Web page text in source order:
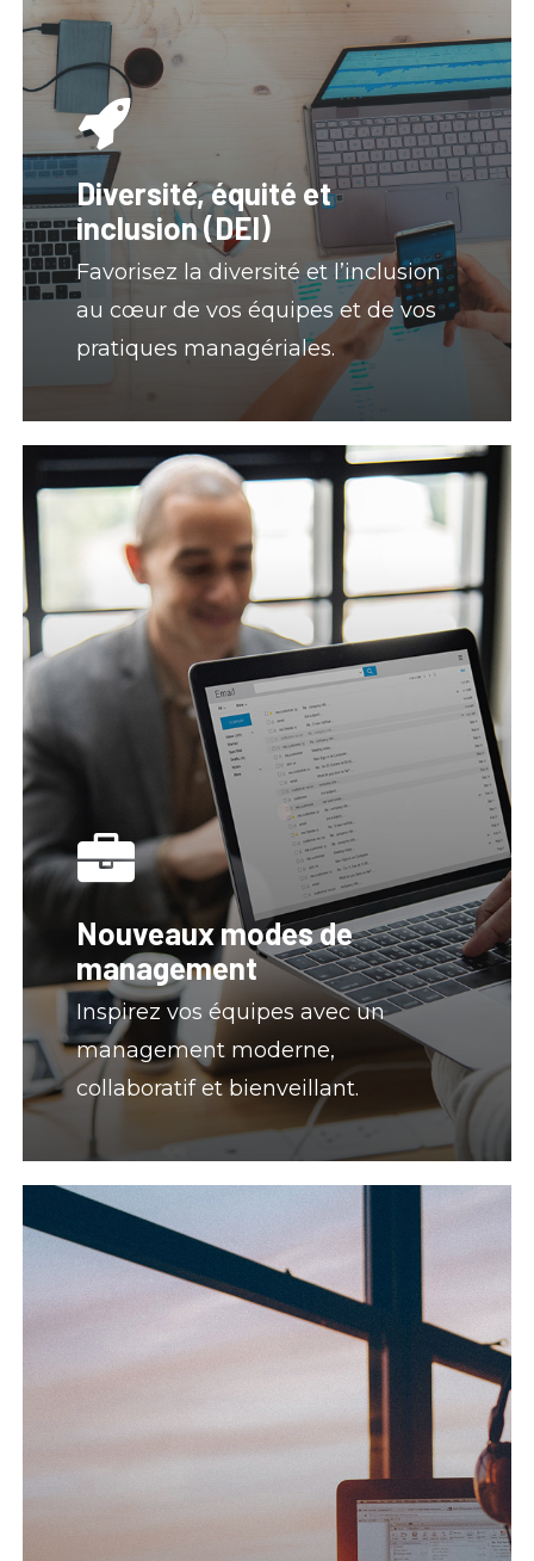
Diversité, équité et
inclusion (DEI)
Favorisez la diversité et l’inclusion
au cœur de vos équipes et de vos
pratiques managériales.
Nouveaux modes de
management
Inspirez vos équipes avec un
management moderne,
collaboratif et bienveillant.